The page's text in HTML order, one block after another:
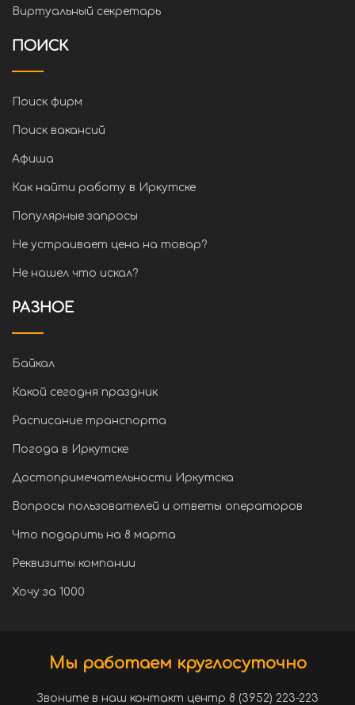
Виртуальный секретарь
ПОИСК
Поиск фирм
Поиск вакансий
Афиша
Как найти работу в Иркутске
Популярные запросы
Не устраивает цена на товар?
Не нашел что искал?
РАЗНОЕ
Байкал
Какой сегодня праздник
Расписание транспорта
Погода в Иркутске
Достопримечательности Иркутска
Вопросы пользователей и ответы операторов
Что подарить на 8 марта
Реквизиты компании
Хочу за 1000
Мы работаем круглосуточно
Звоните в наш контакт центр 8 (3952) 223-223